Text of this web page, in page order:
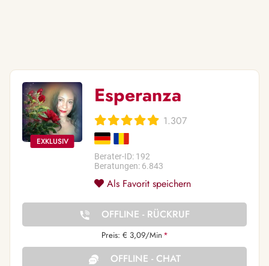
Esperanza
1.307
Berater-ID: 192
Beratungen: 6.843
Als Favorit speichern
OFFLINE - RÜCKRUF
Preis: € 3,09/Min *
OFFLINE - CHAT